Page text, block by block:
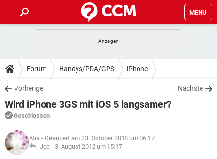
MENU
ANDROID IOS
WINDOWS 10
WHATSAPP TIKTOK
FACEBOOK
TIPPS & TRICKS
SPIELE STREAMING
WINDOWS 10
WHATSAPP
FACEBOOK HARDWARE
DOWNLOADS
SPIELE STREAMING
ANDROID
WINDOWS 10 INSTAGRAM
WHATSAPP
FORUM
SPIELE
ANDROID IOS
LEXIKON
SPIELE
Forum Handys/PDA/GPS iPhone
Vorherige Nächste
Wird iPhone 3GS mit iOS 5 langsamer?
Geschlossen
Atia - Geändert am 23. Oktober 2018 um 06:17
Joe - 3. August 2012 um 15:17